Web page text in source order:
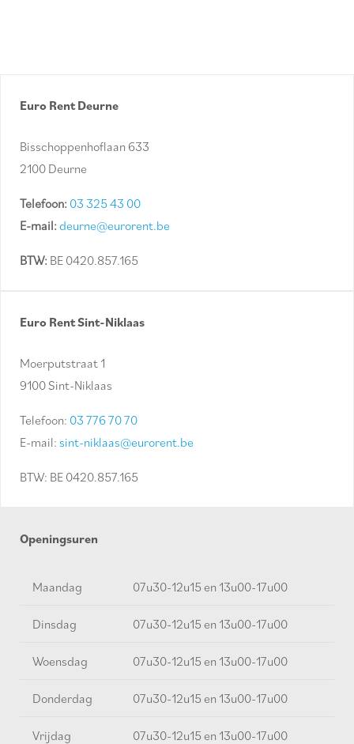
Euro Rent Deurne
Bisschoppenhoflaan 633
2100 Deurne
Telefoon: 03 325 43 00
E-mail: deurne@eurorent.be
BTW: BE 0420.857.165
Euro Rent Sint-Niklaas
Moerputstraat 1
9100 Sint-Niklaas
Telefoon: 03 776 70 70
E-mail: sint-niklaas@eurorent.be
BTW: BE 0420.857.165
Openingsuren
Maandag 07u30-12u15 en 13u00-17u00
Dinsdag 07u30-12u15 en 13u00-17u00
Woensdag 07u30-12u15 en 13u00-17u00
Donderdag 07u30-12u15 en 13u00-17u00
Vrijdag 07u30-12u15 en 13u00-17u00